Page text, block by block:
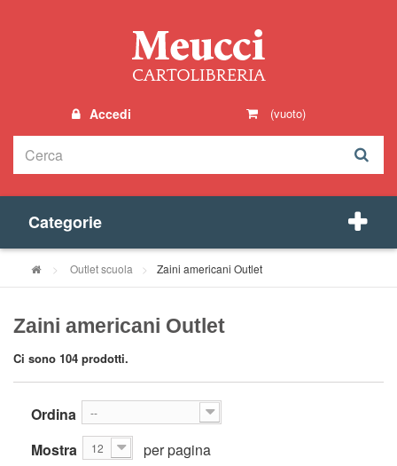
Accedi (vuoto)
Categorie
> Outlet scuola > Zaini americani Outlet
Zaini americani Outlet
Ci sono 104 prodotti.
Ordina --
Mostra 12 per pagina